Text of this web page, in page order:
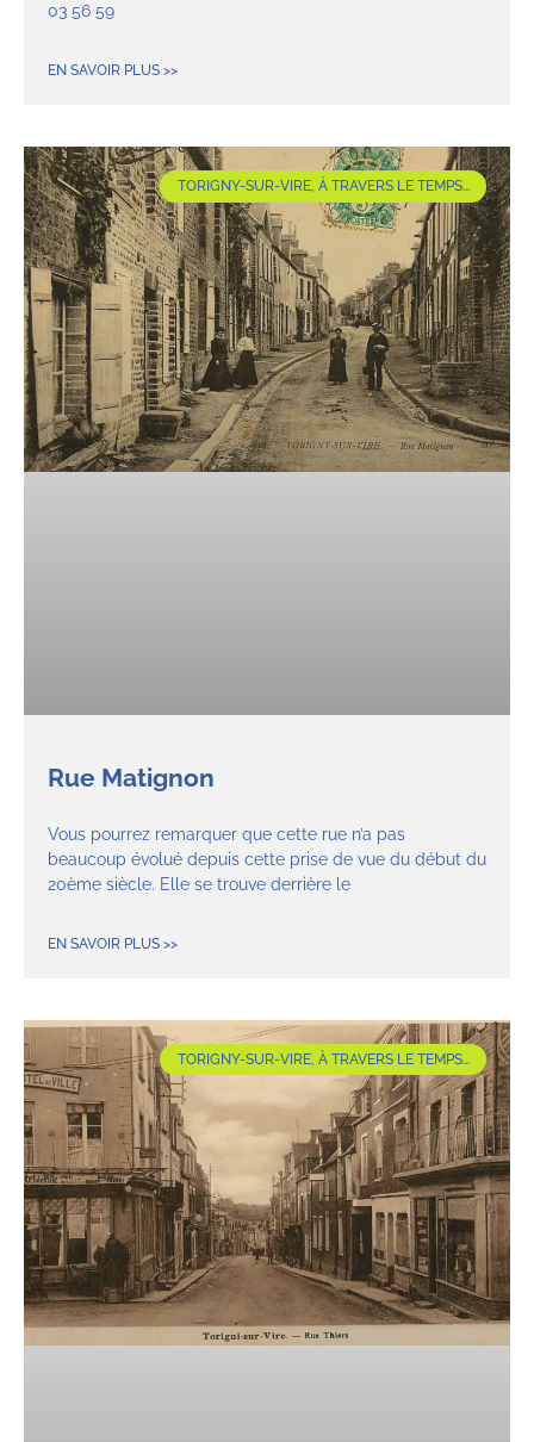
03 56 59
EN SAVOIR PLUS >>
TORIGNY-SUR-VIRE, À TRAVERS LE TEMPS...
Rue Matignon
Vous pourrez remarquer que cette rue n’a pas
beaucoup évolué depuis cette prise de vue du début du
20ème siècle. Elle se trouve derrière le
EN SAVOIR PLUS >>
TORIGNY-SUR-VIRE, À TRAVERS LE TEMPS...